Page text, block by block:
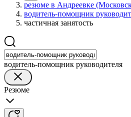
резюме в Андреевке
водитель-помощник
частичная занятость
водитель-помощник руководителя
Резюме